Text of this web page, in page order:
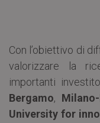
Con l’obiettivo di
valorizzare la
importanti
Bergamo,
University for